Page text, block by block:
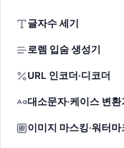
글자수 세기
로렘 입숨 생성기
URL 인코더·디코더
대소문자·케이스 변환
이미지 마스킹·워터마